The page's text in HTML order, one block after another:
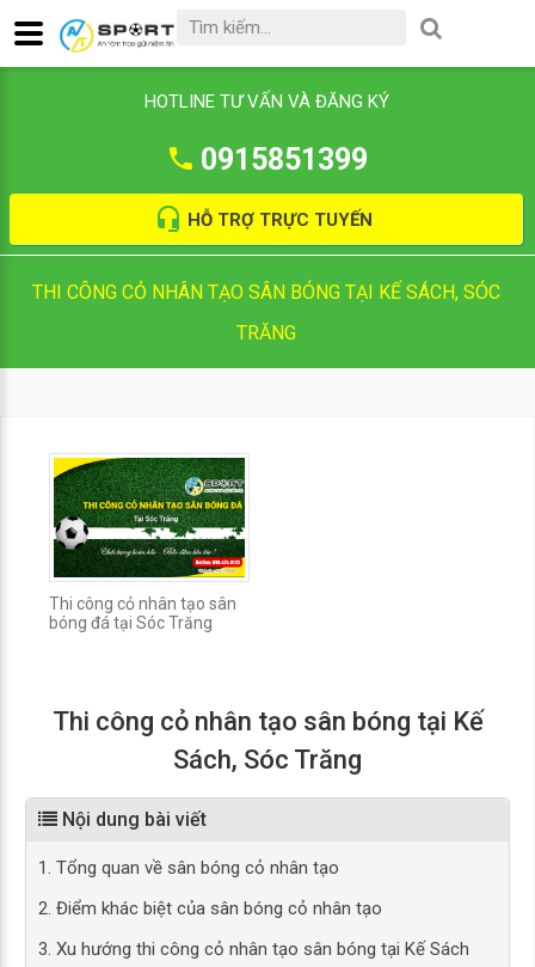
HOTLINE TƯ VẤN VÀ ĐĂNG KÝ
0915851399
HỖ TRỢ TRỰC TUYẾN
THI CÔNG CỎ NHÂN TẠO SÂN BÓNG TẠI KẾ SÁCH, SÓC
TRĂNG
Thi công cỏ nhân tạo sân
bóng đá tại Sóc Trăng
Thi công cỏ nhân tạo sân bóng tại Kế
Sách, Sóc Trăng
Nội dung bài viết
1. Tổng quan về sân bóng cỏ nhân tạo
2. Điểm khác biệt của sân bóng cỏ nhân tạo
3. Xu hướng thi công cỏ nhân tạo sân bóng tại Kế Sách